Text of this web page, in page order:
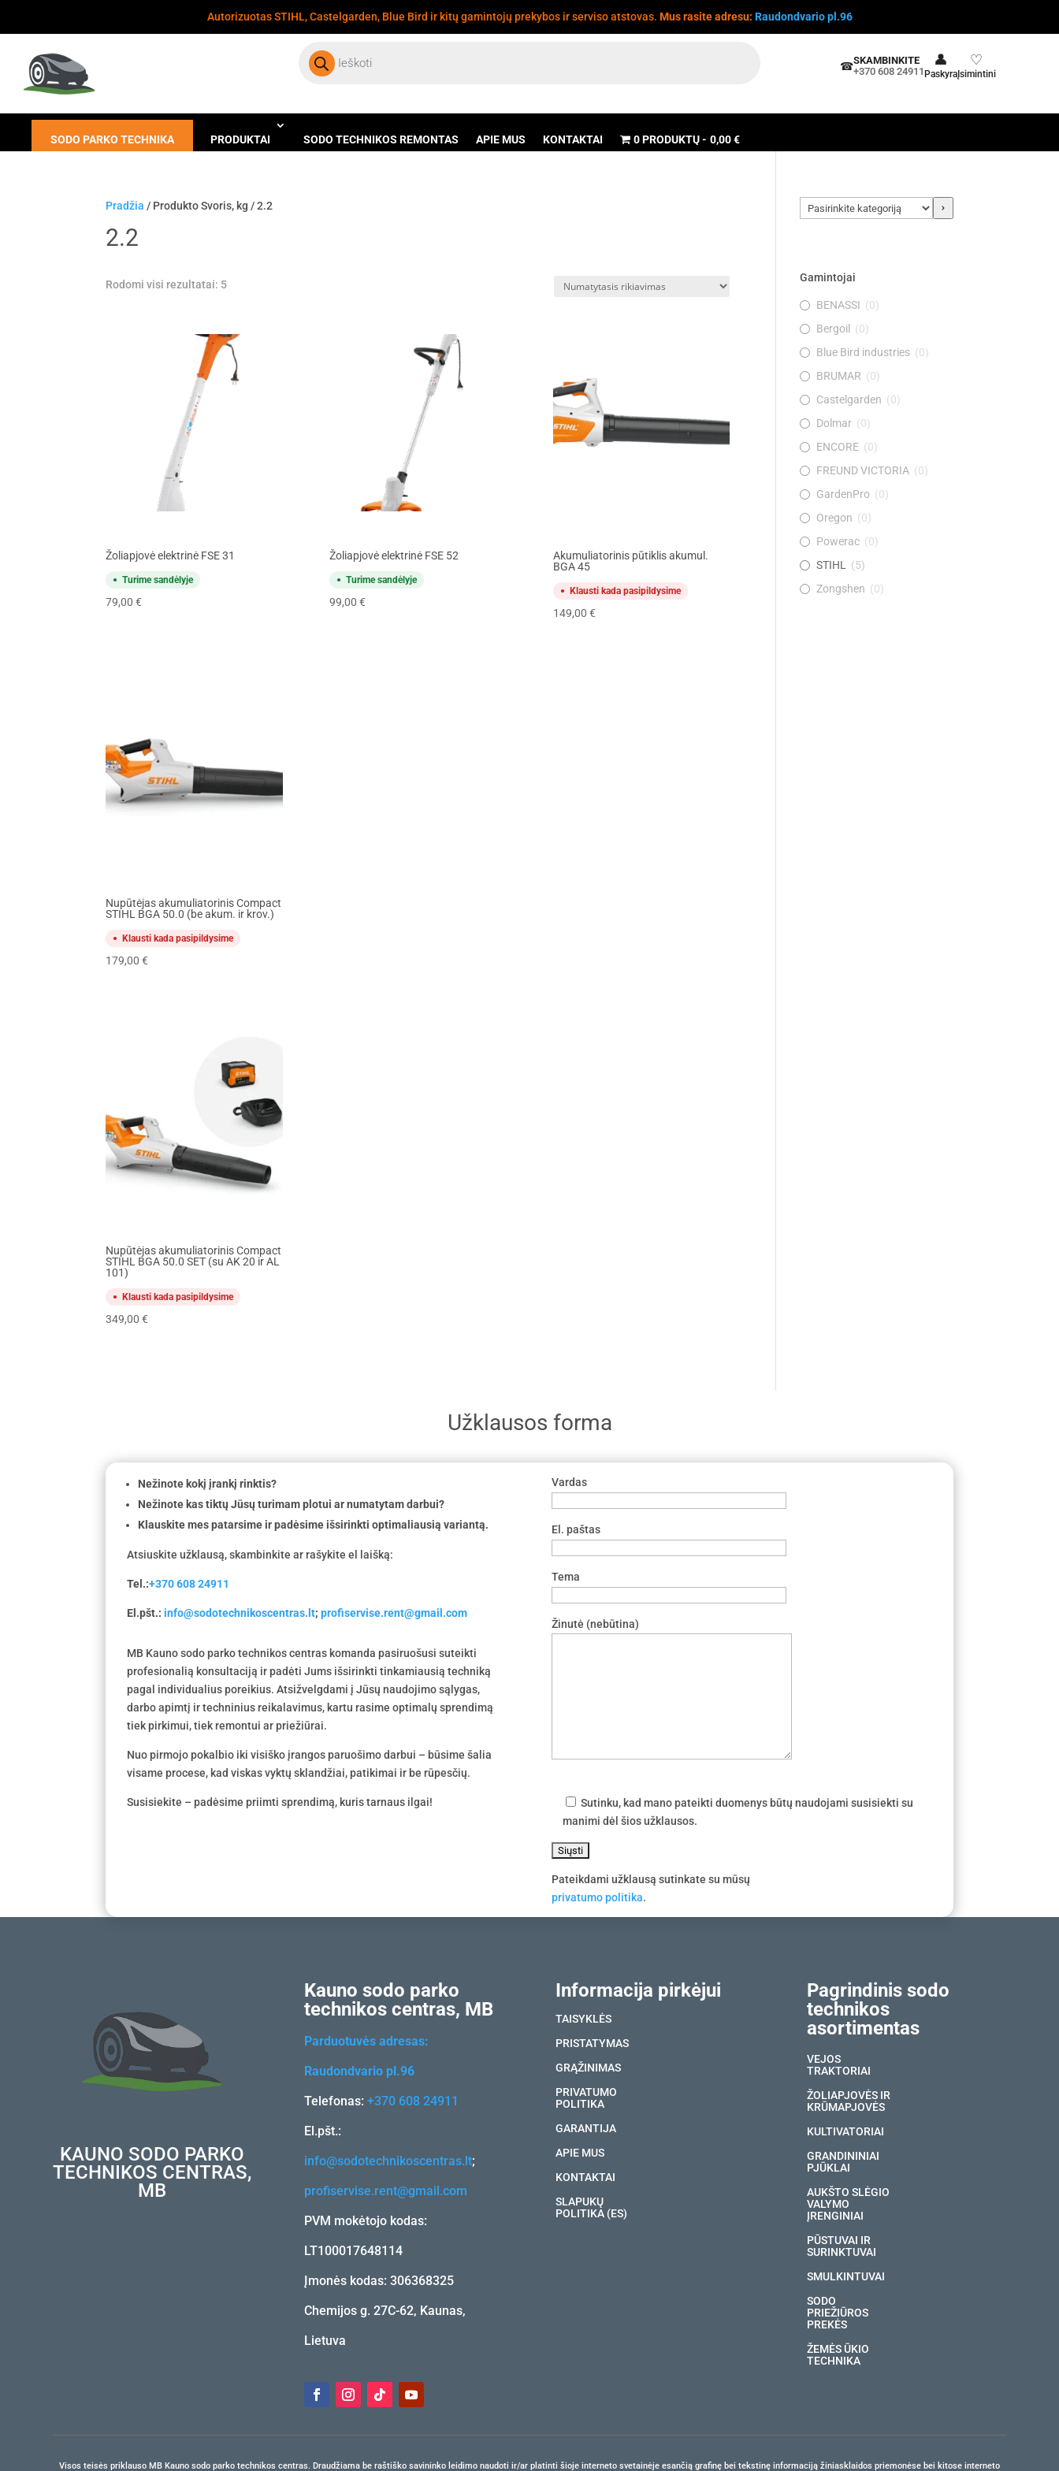
Autorizuotas STIHL, Castelgarden, Blue Bird ir kitų gamintojų prekybos ir serviso atstovas. Mus rasite adresu: Raudondvario pl.96
search
☎SKAMBINKITE
+370 608 24911
👤
Paskyra
♡
Įsimintini
SODO PARKO TECHNIKA PRODUKTAI SODO TECHNIKOS REMONTAS APIE MUS KONTAKTAI 0 PRODUKTŲ 0,00 €
Pradžia / Produkto Svoris, kg / 2.2
2.2
Rodomi visi rezultatai: 5
Žoliapjovė elektrinė FSE 31
Turime sandėlyje
79,00€
Žoliapjovė elektrinė FSE 52
Turime sandėlyje
99,00 €
Akumuliatorinis pūtiklis akumul.
BGA 45
Klausti kada pasipildysime
149,00 €
Nupūtėjas akumuliatorinis Compact
STIHL BGA 50.0 (be akum. ir krov.)
Klausti kada pasipildysime
179,00€
Nupūtėjas akumuliatorinis Compact
STIHL BGA 50.0 SET (su AK 20 ir AL
101)
Klausti kada pasipildysime
349,00€
Pasirinkite
kategoriją
Gamintojai
BENASSI (0)
Bergoil
(0)
Blue Bird industries (0)
BRUMAR (0)
Castelgarden (0)
Dolmar (0)
ENCORE (0)
FREUND VICTORIA (0)
GardenPro (0)
Oregon (0)
Powerac (0)
STIHL
(5)
Zongshen (0)
Užklausos forma
Nežinote kokį įrankį rinktis?
Nežinote kas tiktų Jūsų turimam plotui ar numatytam darbui?
Klauskite mes patarsime ir padėsime išsirinkti optimaliausią variantą.
Atsiuskite užklausą, skambinkite ar rašykite el laišką:
Tel.:+370 608 24911
El.pšt.:info@sodotechnikoscentras.lt;profiservise.rent@gmail.com
MB Kauno sodo parko technikos centras komanda pasiruošusi suteikti
profesionalią konsultaciją ir padėti Jums išsirinkti tinkamiausią techniką
pagal individualius poreikius. Atsižvelgdami į Jūsų naudojimo sąlygas,
darbo apimtį ir techninius reikalavimus, kartu rasime optimalų sprendimą
tiek pirkimui, tiek remontui ar priežiūrai.
Nuo pirmojo pokalbio iki visiško įrangos paruošimo darbui – būsime šalia
visame procese, kad viskas vyktų sklandžiai, patikimai ir be rūpesčių.
Susisiekite – padėsime priimti sprendimą, kuris tarnaus ilgai!
Vardas
El. paštas
Tema
Žinutė (nebūtina)
Sutinku, kad mano pateikti duomenys būtų naudojami susisiekti su
manimi dėl šios užklausos.
Pateikdami užklausą sutinkate su mūsų
privatumo politika.
KAUNO SODO PARKO
TECHNIKOS CENTRAS,
MB
Kauno sodo parko
technikos centras, MB
Parduotuvės adresas:
Raudondvario pl.96
Telefonas:+370 608 24911
El.pšt.:
info@sodotechnikoscentras.lt;
profiservise.rent@gmail.com
PVM mokėtojo kodas:
LT100017648114
Įmonės kodas: 306368325
Chemijos g. 27C-62, Kaunas,
Lietuva
Informacija pirkėjui
TAISYKLĖS
PRISTATYMAS
GRĄŽINIMAS
PRIVATUMO
POLITIKA
GARANTIJA
APIE MUS
KONTAKTAI
SLAPUKŲ
POLITIKA (ES)
Pagrindinis sodo
technikos
asortimentas
VEJOS
TRAKTORIAI
ŽOLIAPJOVĖS IR
KRŪMAPJOVĖS
KULTIVATORIAI
GRANDININIAI
PJŪKLAI
AUKŠTO SLĖGIO
VALYMO
ĮRENGINIAI
PŪSTUVAI IR
SURINKTUVAI
SMULKINTUVAI
SODO
PRIEŽIŪROS
PREKĖS
ŽEMĖS ŪKIO
TECHNIKA
Visos teisės priklauso MB Kauno sodo parko technikos centras. Draudžiama be raštiško savininko leidimo naudoti ir/ar platinti šioje interneto svetainėje esančią grafinę bei tekstinę informaciją žiniasklaidos priemonėse bei kitose interneto